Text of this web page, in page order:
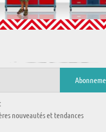
nouveautés et tendances